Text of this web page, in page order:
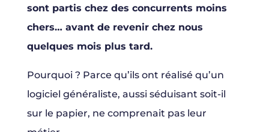
sont partis chez des concurrents moins
chers… avant de revenir chez nous
quelques mois plus tard.
Pourquoi ? Parce qu’ils ont réalisé qu’un
logiciel généraliste, aussi séduisant soit-il
sur le papier, ne comprenait pas leur